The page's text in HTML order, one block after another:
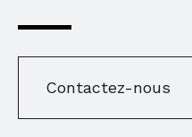
Contactez-nous